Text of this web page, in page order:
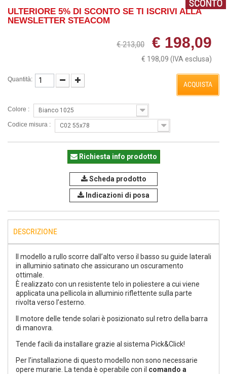
ULTERIORE 5% DI SCONTO SE TI ISCRIVI ALLA
NEWSLETTER STEACOM
€ 198,09
€ 213,00
€ 198,09 (IVA esclusa)
Quantità:
ACQUISTA
Colore :
Bianco 1025
Codice misura :
C02 55x78
Richiesta info prodotto
Scheda prodotto
Indicazioni di posa
DESCRIZIONE
Il modello a rullo scorre dall’alto verso il basso su guide laterali
in alluminio satinato che assicurano un oscuramento
ottimale.
È realizzato con un resistente telo in poliestere a cui viene
applicata una pellicola in alluminio riflettente sulla parte
rivolta verso l’esterno.
Il motore delle tende solari è posizionato sul retro della barra
di manovra.
Tende facili da installare grazie al sistema Pick&Click!
Per l’installazione di questo modello non sono necessarie
opere murarie. La tenda è operabile con il comando a